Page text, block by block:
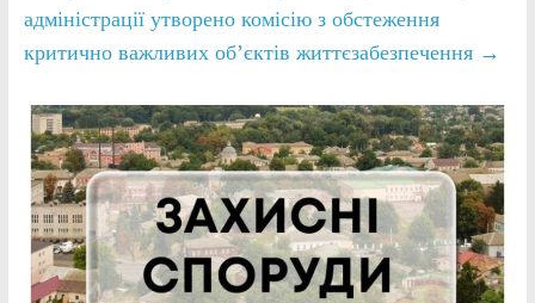
адміністрації утворено комісію з обстеження
критично важливих об’єктів життєзабезпечення →